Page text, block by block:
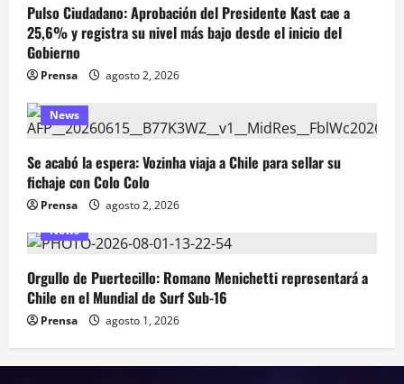
Pulso Ciudadano: Aprobación del Presidente Kast cae a
25,6% y registra su nivel más bajo desde el inicio del
Gobierno
Prensa agosto 2, 2026
News
Se acabó la espera: Vozinha viaja a Chile para sellar su
fichaje con Colo Colo
Prensa
agosto 2, 2026
News
Orgullo de Puertecillo: Romano Menichetti representará a
Chile en el Mundial de Surf Sub-16
Prensa agosto 1, 2026